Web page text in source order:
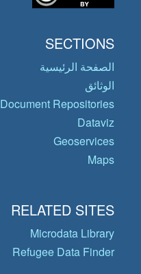
SECTIONS
الصفحة الرئيسية
الوثائق
Document Repositories
Dataviz
Geoservices
Maps
RELATED SITES
Microdata Library
Refugee Data Finder